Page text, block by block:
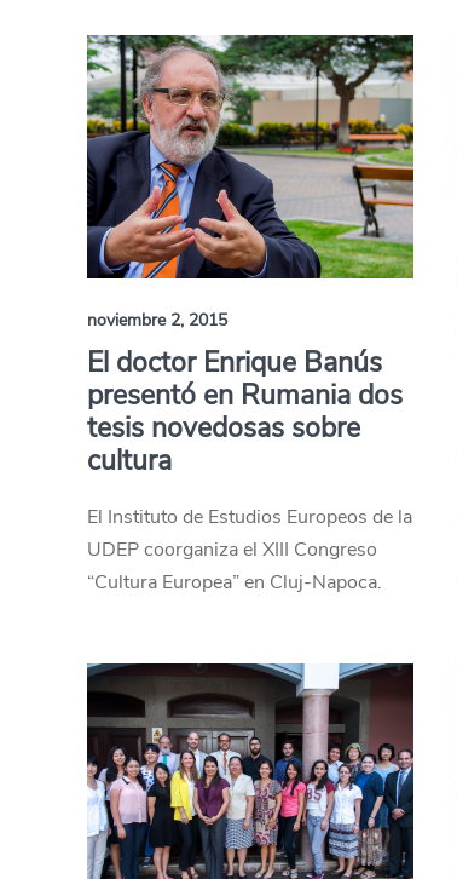
noviembre 2, 2015
El doctor Enrique Banús
presentó en Rumania dos
tesis novedosas sobre
cultura
El Instituto de Estudios Europeos de la
UDEP coorganiza el XIII Congreso
“Cultura Europea” en Cluj-Napoca.